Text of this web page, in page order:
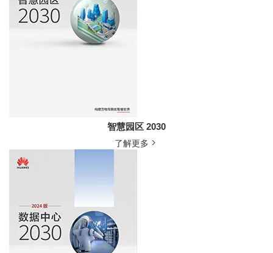
智慧园区 2030
了解更多